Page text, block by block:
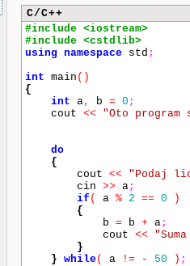
C/C++
#include <iostream>
#include <cstdlib>
using namespace std ;
int main ()
{
int a, b = 0 ;
cout << "Oto
do
{
cout << "Podaj
cin >> a;
if ( a % 2 == 0
)
{
b = b + a;
cout <<
}
} while( a != - 50 ) ;